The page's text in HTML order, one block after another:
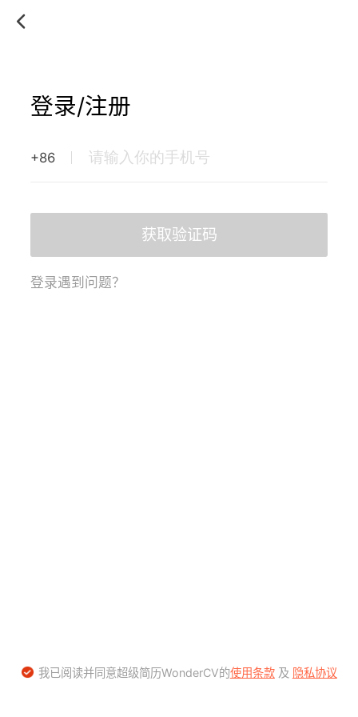
登录/注册
+86
获取验证码
登录遇到问题？
我已阅读并同意超级简历WonderCV的使用条款及 隐私协议